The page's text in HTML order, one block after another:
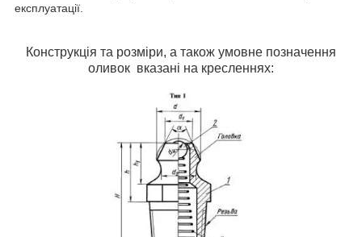
експлуатації.
Конструкція та розміри, а також умовне позначення
оливок вказані на кресленнях: